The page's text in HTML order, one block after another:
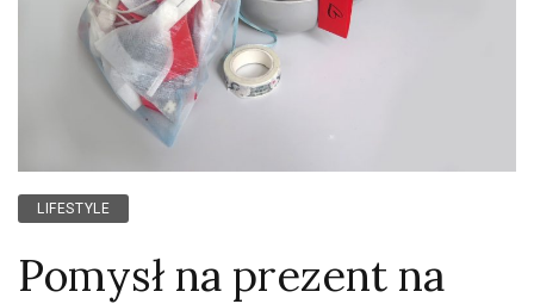
LIFESTYLE
Pomysł na prezent na